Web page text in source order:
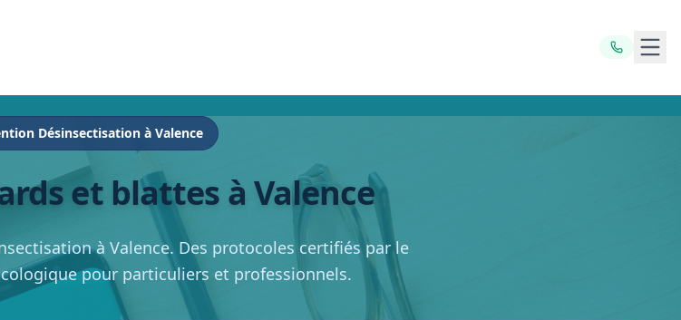
Désinsectisation à Valence
et blattes à Valence
à Valence. Des protocoles certifiés par le
pour particuliers et professionnels.